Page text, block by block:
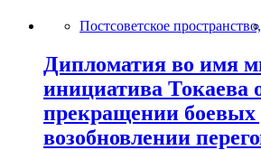
Постсоветское пространство,
Дипломатия во имя
инициатива Токаева
прекращении боевых
возобновлении